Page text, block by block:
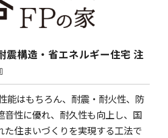
震構造・省エネルギー住宅 注
能はもちろん、耐震・耐火性、防
音性に優れ、耐久性も向上し、国
た住まいづくりを実現する工法で